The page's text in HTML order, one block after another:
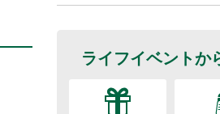
ライフイベントか